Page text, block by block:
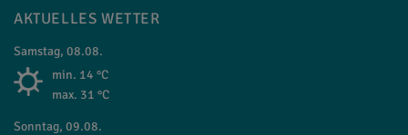
AKTUELLES WETTER
Samstag, 08.08.
min. 14 °C
max. 31 °C
Sonntag, 09.08.